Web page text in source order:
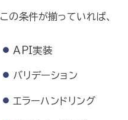
この条件が揃っていれば、
API実装
バリデーション
エラーハンドリング